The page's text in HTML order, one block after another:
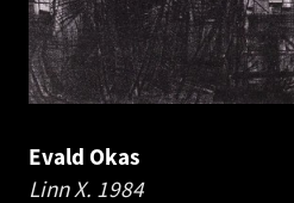
Evald Okas
Linn X. 1984